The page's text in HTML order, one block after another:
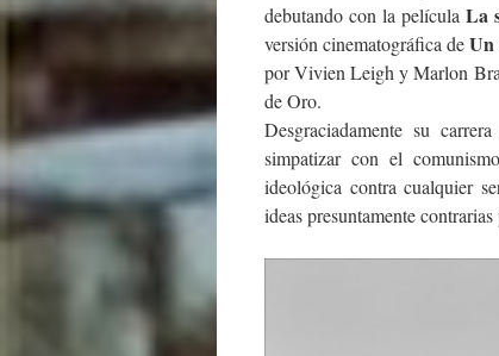
debutando con la película La
versión cinematográfica deUn
por Vivien Leigh y Marlon
de Oro.
Desgraciadamente su
simpatizar con el
ideológica contra cualquier
ideas presuntamente